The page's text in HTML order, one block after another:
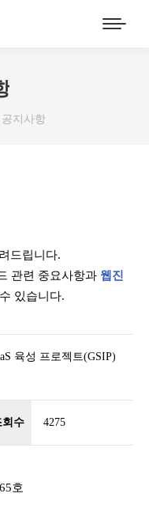
공지사항
드립니다.
관련 중요사항과 웹진
있습니다.
육성 프로젝트(GSIP)
회수 4275
호